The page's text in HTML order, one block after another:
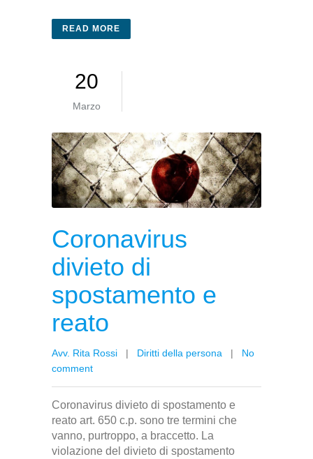
READ MORE
20
Marzo
Coronavirus
divieto di
spostamento e
reato
Avv. Rita Rossi | Diritti della persona | No
comment
Coronavirus divieto di spostamento e
reato art. 650 c.p. sono tre termini che
vanno, purtroppo, a braccetto. La
violazione del divieto di spostamento